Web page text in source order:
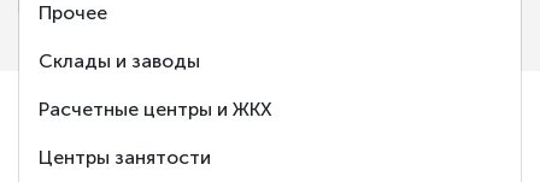
Прочее
Склады и заводы
Расчетные центры и ЖКХ
Центры занятостиОтветим